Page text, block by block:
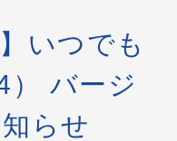
いつでも
） バージ
らせ